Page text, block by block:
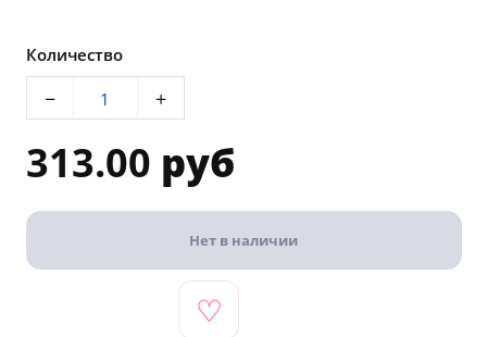
Количество
− +
313.00 руб
Нет в наличии
♡